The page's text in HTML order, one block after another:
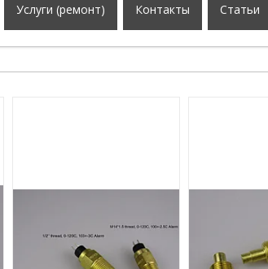
Услуги (ремонт) Контакты Статьи